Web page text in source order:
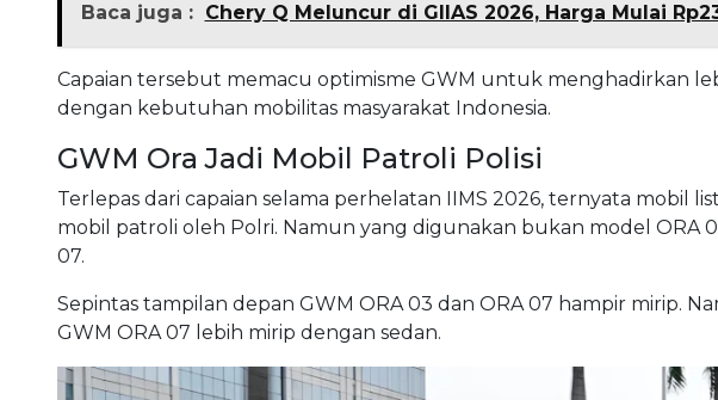
Baca juga : Chery Q Meluncur di GIIAS 2026, Harga Mulai
Capaian tersebut memacu optimisme GWM untuk menghadirkan
dengan kebutuhan mobilitas masyarakat Indonesia.
GWM Ora Jadi Mobil Patroli Polisi
Terlepas dari capaian selama perhelatan IIMS 2026, ternyata mobil
mobil patroli oleh Polri. Namun yang digunakan bukan model ORA
07.
Sepintas tampilan depan GWM ORA 03 dan ORA 07 hampir mirip.
GWM ORA 07 lebih mirip dengan sedan.